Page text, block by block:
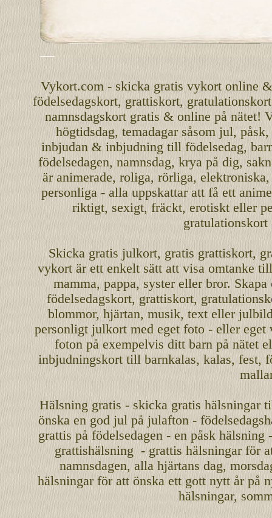
Vykort.com- skicka gratis vykort online
födelsedagskort, grattiskort,gratulationskort
namnsdagskort gratis & online på nätet!
högtidsdag, temadagar såsom jul,påsk,
inbjudan& inbjudning tillfödelsedag,
födelsedagen, namnsdag, krya på dig,
äranimerade,roliga, rörliga,elektroniska
personliga- alla uppskattar att få ett
riktigt,sexigt,fräckt, erotiskt eller
gratulationskort
Skicka gratis julkort,gratis grattiskort,
vykortär ett enkelt sätt att visa omtanke
mamma, pappa, systerellerbror.
födelsedagskort,grattiskort,
blommor, hjärtan, musik, text eller
personligt julkort med eget foto - eller eget
foton på exempelvis dittbarn på nätet
inbjudningskort till barnkalas, kalas, fest,
Hälsning gratis - skicka gratis
önska en god julpå julafton -
grattis på födelsedagen - en påsk
grattishälsning - grattis hälsningar för
namnsdagen,alla hjärtans dag,
hälsningar för att önska ettgott nytt årpå
hälsningar,